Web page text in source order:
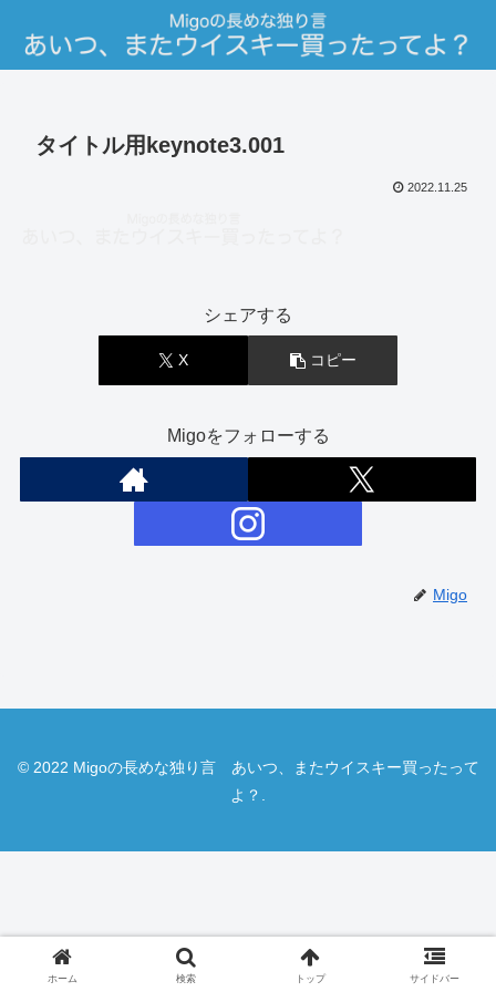
タイトル用keynote3.001
2022.11.25
シェアする
X コピー
Migoをフォローする
Migo
© 2022 Migoの長めな独り言 あいつ、またウイスキー買ったって
よ？.
ホーム 検索 トップ サイドバー